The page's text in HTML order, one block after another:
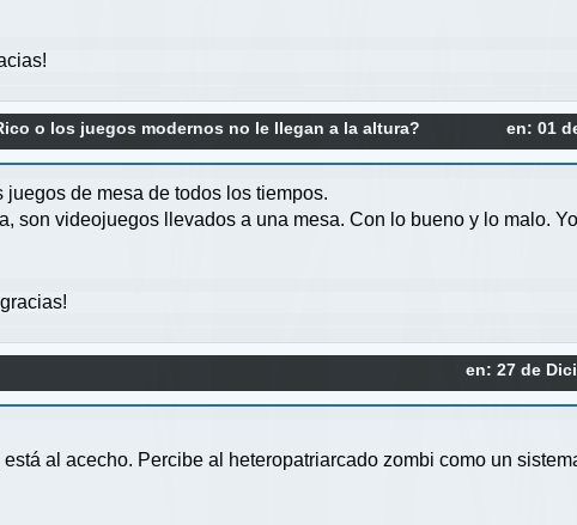
en: 01
o los juegos modernos no le llegan a la altura?
de mesa de todos los tiempos.
son videojuegos llevados a una mesa. Con lo bueno y lo malo.
en: 27 de
al acecho. Percibe al heteropatriarcado zombi como un